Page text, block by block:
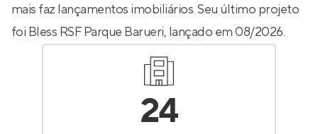
mais faz lançamentos imobiliários. Seu último projeto
foi Bless RSF Parque Barueri, lançado em 08/2026.
24